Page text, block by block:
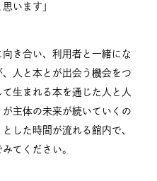
います」
き合い、利用者と一緒にな
人と本とが出会う機会をつ
生まれる本を通じた人と人
主体の未来が続いていくの
した時間が流れる館内で、
てください。